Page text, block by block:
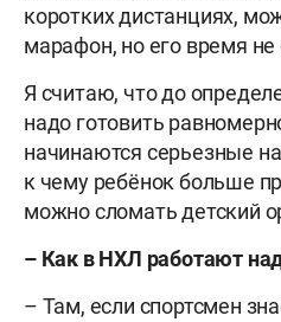
коротких дистанциях,
марафон, но его время
Я считаю, что до
надо готовить
начинаются серьезные
к чему ребёнок больше
можно сломать детский
– Как в НХЛ работают
– Там, если спортсмен